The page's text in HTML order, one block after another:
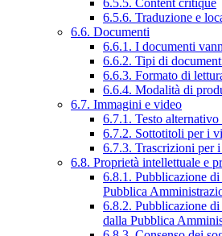
6.5.5. Content critique
6.5.6. Traduzione e
6.6. Documenti
6.6.1. I documenti
6.6.2. Tipi di
6.6.3. Formato di
6.6.4. Modalità di
6.7. Immagini e video
6.7.1. Testo
6.7.2. Sottotitoli per i
6.7.3. Trascrizioni per
6.8. Proprietà intellettuale e
6.8.1. Pubblicazione
Pubblica
6.8.2. Pubblicazione
dalla Pubblica